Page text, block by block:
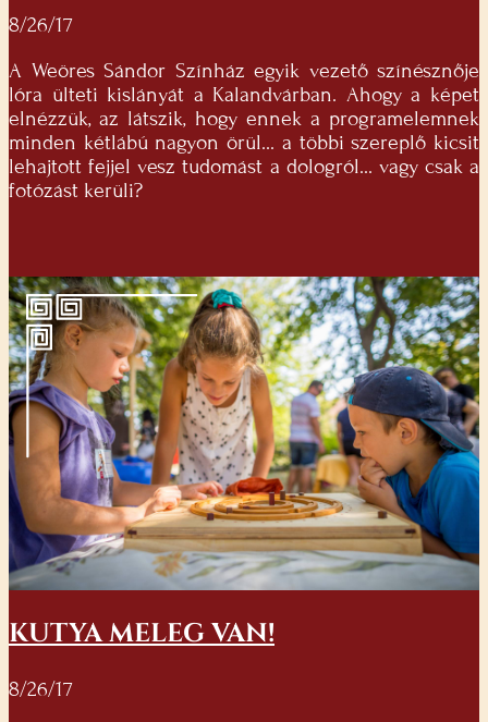
8/26/17
A Weöres Sándor Színház egyik vezető színésznője
lóra ülteti kislányát a Kalandvárban. Ahogy a képet
elnézzük, az látszik, hogy ennek a programelemnek
minden kétlábú nagyon örül... a többi szereplő kicsit
lehajtott fejjel vesz tudomást a dologról... vagy csak a
fotózást kerüli?
KUTYA MELEG VAN!
8/26/17